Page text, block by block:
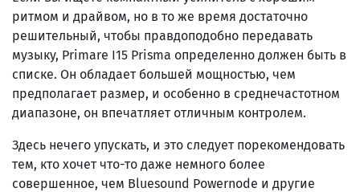
ритмом и драйвом, но в то же время достаточно
решительный, чтобы правдоподобно передавать
музыку, Primare I15 Prisma определенно должен быть в
списке. Он обладает большей мощностью, чем
предполагает размер, и особенно в среднечастотном
диапазоне, он впечатляет отличным контролем.
Здесь нечего упускать, и это следует порекомендовать
тем, кто хочет что-то даже немного более
совершенное, чем Bluesound Powernode и другие